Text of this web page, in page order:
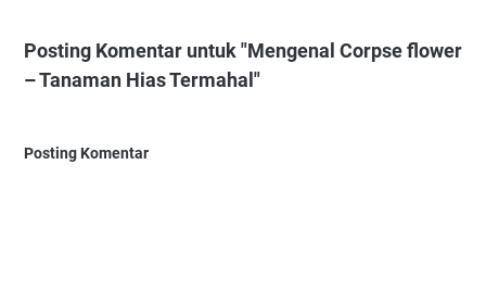
Posting Komentar untuk "Mengenal Corpse flower
– Tanaman Hias Termahal"
Posting Komentar